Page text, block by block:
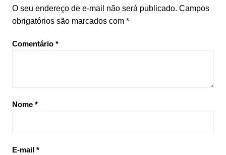
O seu endereço de e-mail não será publicado. Campos
obrigatórios são marcados com *
Comentário *
Nome *
E-mail *